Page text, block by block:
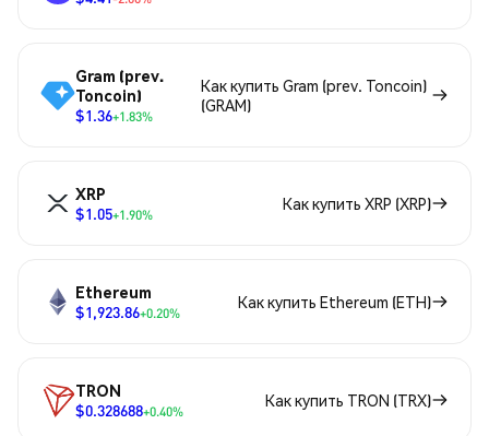
Gram (prev.
Toncoin)
$1.36+1.83%
Как купить Gram (prev. Toncoin)
(GRAM)
XRP
$1.05+1.90%
Как купить XRP (XRP)
Ethereum
$1,923.86+0.20%
Как купить Ethereum (ETH)
TRON
$0.328688+0.40%
Как купить TRON (TRX)